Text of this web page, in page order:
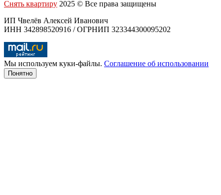
Снять квартиру 2025 © Все права защищены
ИП Чвелёв Алексей Иванович
ИНН 342898520916 / ОГРНИП 323344300095202
Мы используем куки-файлы. Соглашение об использовании
Понятно